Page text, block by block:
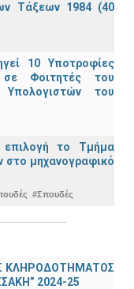
Τάξεων 1984 (40
10 Υποτροφίες
σε Φοιτητές του
Υπολογιστών του
επιλογή το Τμήμα
στο μηχανογραφικό
#Σπουδές
ΚΛΗΡΟΔΟΤΗΜΑΤΟΣ
2024-25